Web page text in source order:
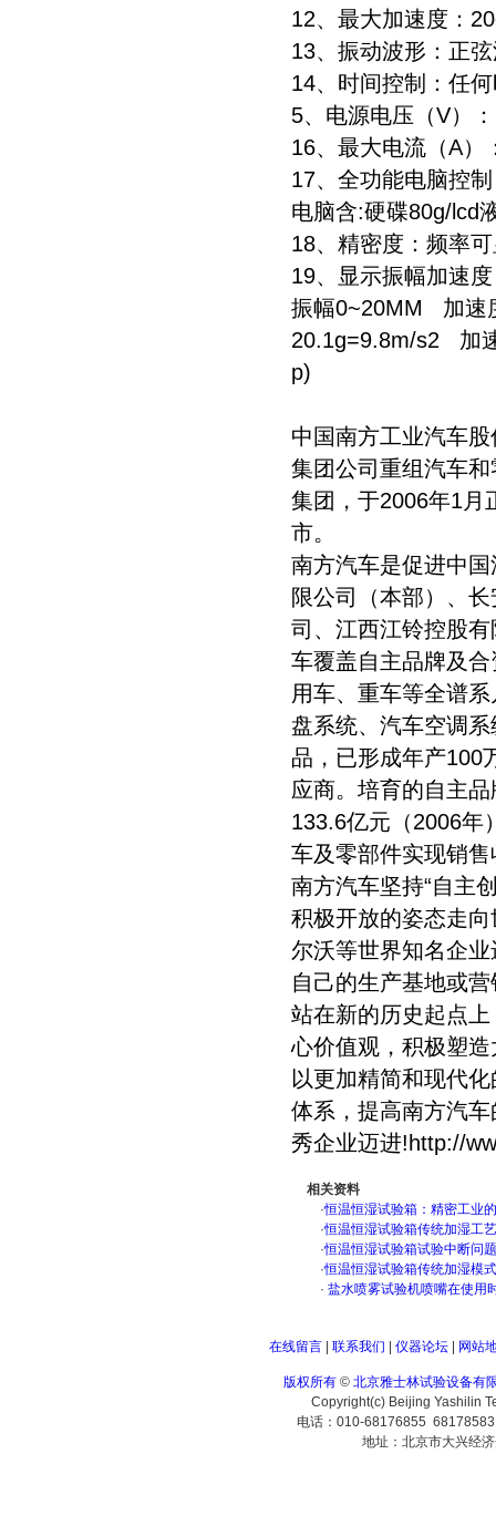
12、最大加速度
13、振动波形：
14、时间控制：任
5、电源电压（V
16、最大电流（A
17、全功能电脑控
电脑含:硬碟80g/lcd
18、精密度：频率
19、显示振幅加速
振幅0~20MM 加速
20.1g=9.8m/s2 加
p)
中国南方工业汽车
集团公司重组汽车
集团，于2006年1月
市。
南方汽车是促进中
限公司（本部）、
司、江西江铃控股
车覆盖自主品牌及
用车、重车等全谱
盘系统、汽车空调
品，已形成年产100
应商。培育的自主品
133.6亿元（2006年
车及零部件实现销
南方汽车坚持“自主
积极开放的姿态走
尔沃等世界知名企
自己的生产基地或
站在新的历史起点
心价值观，积极塑
以更加精简和现代
体系，提高南方汽
秀企业迈进! http://
相关资料
·恒温恒湿试验箱：精密工业
·恒温恒湿试验箱传统加湿工
·恒温恒湿试验箱试验中断问
·恒温恒湿试验箱传统加湿模
· 盐水喷雾试验机喷嘴在使用
在线留言| 联系我们 仪器论坛| 网站
版权所有 © 北京雅士林试验设备有
Copyright(c) Beijing Yashilin
电话：010-68176855
地址：北京市大兴经